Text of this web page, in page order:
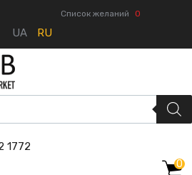
Список желаний 0
UA RU
1772
0